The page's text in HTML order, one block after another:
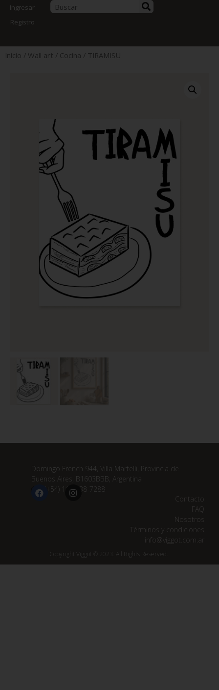
Ingresar
Registro
Inicio / Wall art / Cocina / TIRAMISU
Domingo French 944, Villa Martelli, Provincia de
Buenos Aires, B1603BBB, Argentina
(+54) 11 3838-7288
Contacto
FAQ
Nosotros
Términos y condiciones
info@viggot.com.ar
Copyright Viggot © 2023. All Rights Reserved.